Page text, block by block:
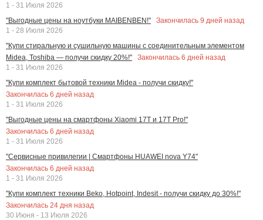
1 - 31 Июля 2026
"Выгодные цены на ноутбуки MAIBENBEN!"
Закончилась 9 дней назад
1 - 28 Июля 2026
"Купи стиральную и сушильную машины с соединительным элементом
Midea, Toshiba — получи скидку 20%!"
Закончилась 6 дней назад
1 - 31 Июля 2026
"Купи комплект бытовой техники Midea - получи скидку!"
Закончилась 6 дней назад
1 - 31 Июля 2026
"Выгодные цены на смартфоны Xiaomi 17T и 17T Pro!"
Закончилась 6 дней назад
1 - 31 Июля 2026
"Сервисные привилегии | Смартфоны HUAWEI nova Y74"
Закончилась 6 дней назад
1 - 31 Июля 2026
"Купи комплект техники Beko, Hotpoint, Indesit - получи скидку до 30%!"
Закончилась 24 дня назад
30 Июня - 13 Июля 2026